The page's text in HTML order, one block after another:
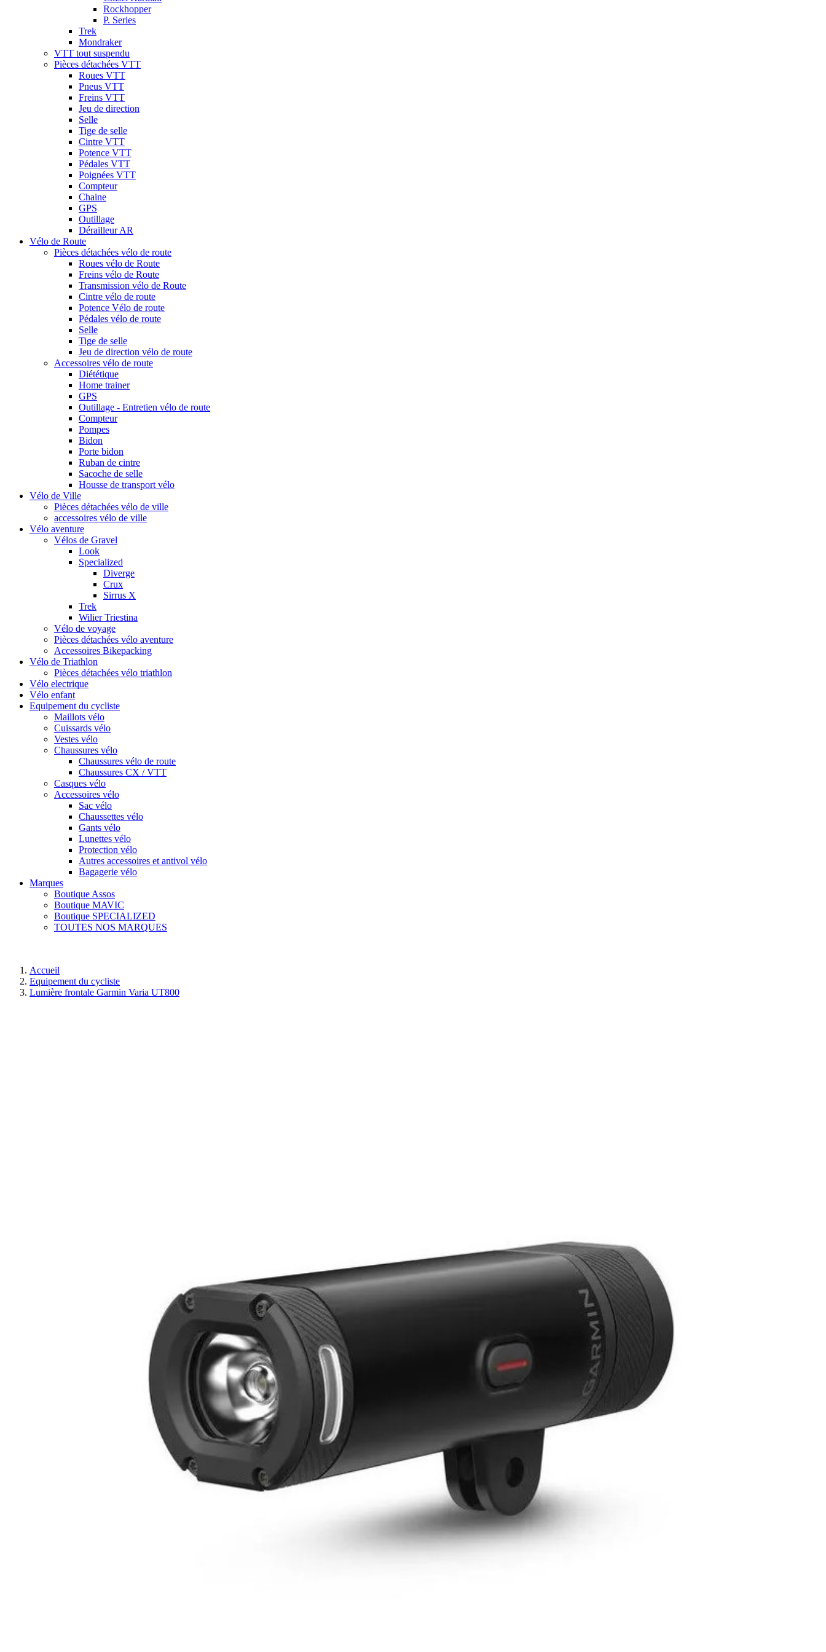
Rockhopper
P. Series
Trek
Mondraker
VTT tout suspendu
Pièces détachées VTT
Roues VTT
Pneus VTT
Freins VTT
Jeu de direction
Selle
Tige de selle
Cintre VTT
Potence VTT
Pédales VTT
Poignées VTT
Compteur
Chaine
GPS
Outillage
Dérailleur AR
Vélo de Route
Pièces détachées vélo de route
Roues vélo de Route
Freins vélo de Route
Transmission vélo de Route
Cintre vélo de route
Potence Vélo de route
Pédales vélo de route
Selle
Tige de selle
Jeu de direction vélo de route
Accessoires vélo de route
Diététique
Home trainer
GPS
Outillage - Entretien vélo de route
Compteur
Pompes
Bidon
Porte bidon
Ruban de cintre
Sacoche de selle
Housse de transport vélo
Vélo de Ville
Pièces détachées vélo de ville
accessoires vélo de ville
Vélo aventure
Vélos de Gravel
Look
Specialized
Diverge
Crux
Sirrus X
Trek
Wilier Triestina
Vélo de voyage
Pièces détachées vélo aventure
Accessoires Bikepacking
Vélo de Triathlon
Pièces détachées vélo triathlon
Vélo electrique
Vélo enfant
Equipement du cycliste
Maillots vélo
Cuissards vélo
Vestes vélo
Chaussures vélo
Chaussures vélo de route
Chaussures CX / VTT
Casques vélo
Accessoires vélo
Sac vélo
Chaussettes vélo
Gants vélo
Lunettes vélo
Protection vélo
Autres accessoires et antivol vélo
Bagagerie vélo
Marques
Boutique Assos
Boutique MAVIC
Boutique SPECIALIZED
TOUTES NOS MARQUES
Accueil
Equipement du cycliste
Lumière frontale Garmin Varia UT800